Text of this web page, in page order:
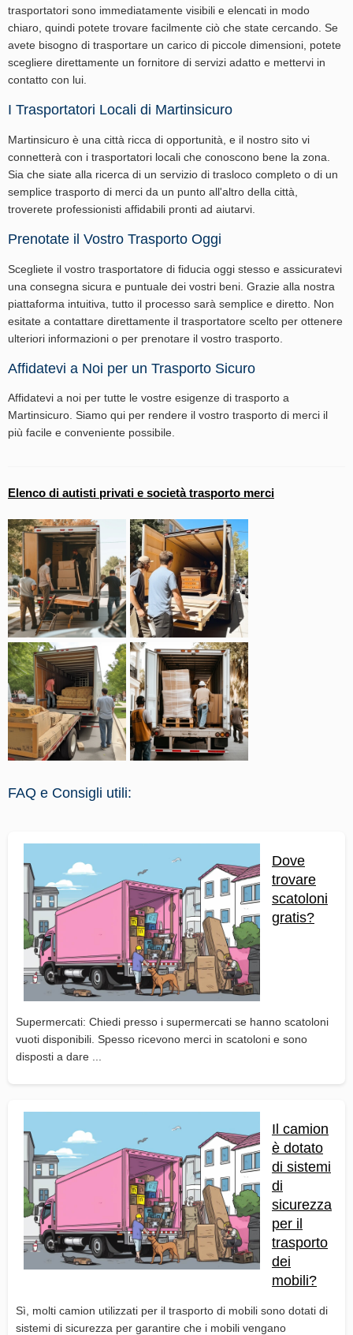
trasportatori sono immediatamente visibili e elencati in modo
chiaro, quindi potete trovare facilmente ciò che state cercando. Se
avete bisogno di trasportare un carico di piccole dimensioni, potete
scegliere direttamente un fornitore di servizi adatto e mettervi in
contatto con lui.
I Trasportatori Locali di Martinsicuro
Martinsicuro è una città ricca di opportunità, e il nostro sito vi
connetterà con i trasportatori locali che conoscono bene la zona.
Sia che siate alla ricerca di un servizio di trasloco completo o di un
semplice trasporto di merci da un punto all'altro della città,
troverete professionisti affidabili pronti ad aiutarvi.
Prenotate il Vostro Trasporto Oggi
Scegliete il vostro trasportatore di fiducia oggi stesso e assicuratevi
una consegna sicura e puntuale dei vostri beni. Grazie alla nostra
piattaforma intuitiva, tutto il processo sarà semplice e diretto. Non
esitate a contattare direttamente il trasportatore scelto per ottenere
ulteriori informazioni o per prenotare il vostro trasporto.
Affidatevi a Noi per un Trasporto Sicuro
Affidatevi a noi per tutte le vostre esigenze di trasporto a
Martinsicuro. Siamo qui per rendere il vostro trasporto di merci il
più facile e conveniente possibile.
Elenco di autisti privati e società trasporto merci
FAQ e Consigli utili:
Dove
trovare
scatoloni
gratis?
Supermercati: Chiedi presso i supermercati se hanno scatoloni
vuoti disponibili. Spesso ricevono merci in scatoloni e sono
disposti a dare ...
Il camion
è dotato
di sistemi
di
sicurezza
per il
trasporto
dei
mobili?
Sì, molti camion utilizzati per il trasporto di mobili sono dotati di
sistemi di sicurezza per garantire che i mobili vengano